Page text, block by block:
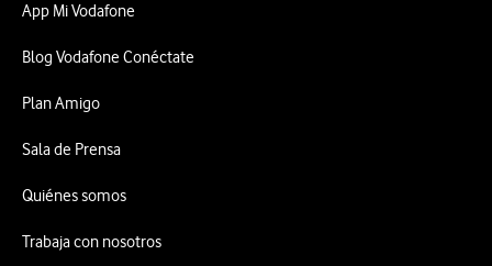
App Mi Vodafone
Blog Vodafone Conéctate
Plan Amigo
Sala de Prensa
Quiénes somos
Trabaja con nosotros